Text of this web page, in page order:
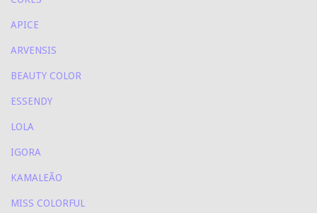
APICE
ARVENSIS
BEAUTY COLOR
ESSENDY
LOLA
IGORA
KAMALEÃO
MISS COLORFUL